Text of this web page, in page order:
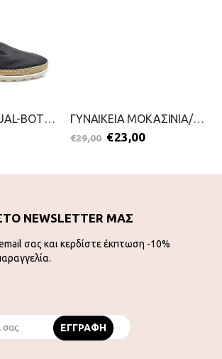
ΓΥΝΑΙΚΕΙΑ CASUAL-BOTTERO-2199-0238-ΜΑΥΡΟ ΓΥΝΑΙΚΕΙΑ ΜΟΚΑΣΙΝΙΑ/SLIP ON-BLONDIE-2099-0141-ΠΟΥΡΟ
€29,00 €23,00
NEWSLETTER ΜΑΣ
σας και κερδίστε έκπτωση -10%